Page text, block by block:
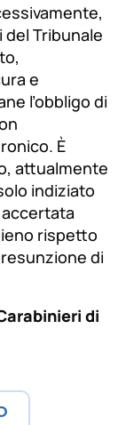
del Tribunale
e
l’obbligo di
È
attualmente
indiziato
rispetto
di
di